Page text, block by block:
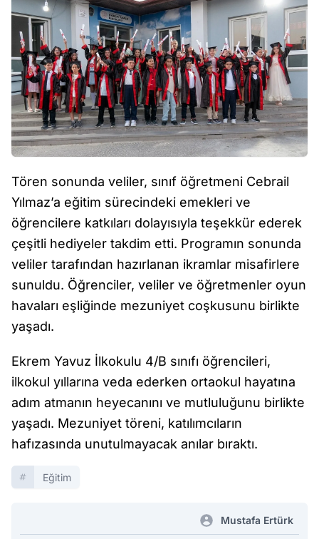
Tören sonunda veliler, sınıf öğretmeni Cebrail
Yılmaz’a eğitim sürecindeki emekleri ve
öğrencilere katkıları dolayısıyla teşekkür ederek
çeşitli hediyeler takdim etti. Programın sonunda
veliler tarafından hazırlanan ikramlar misafirlere
sunuldu. Öğrenciler, veliler ve öğretmenler oyun
havaları eşliğinde mezuniyet coşkusunu birlikte
yaşadı.
Ekrem Yavuz İlkokulu 4/B sınıfı öğrencileri,
ilkokul yıllarına veda ederken ortaokul hayatına
adım atmanın heyecanını ve mutluluğunu birlikte
yaşadı. Mezuniyet töreni, katılımcıların
hafızasında unutulmayacak anılar bıraktı.
Eğitim
Mustafa Ertürk